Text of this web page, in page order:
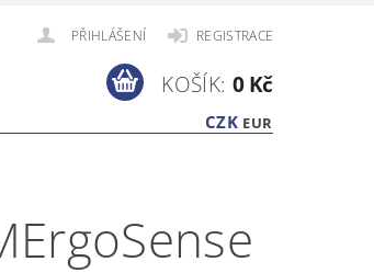
PŘIHLÁŠENÍ REGISTRACE
CZK EUR
KOŠÍK: 0 Kč